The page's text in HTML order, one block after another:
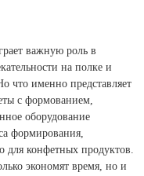
важную роль в
на полке и
что именно представляет
с формованием,
оборудование
формирования,
для конфетных продуктов.
экономят время, но и